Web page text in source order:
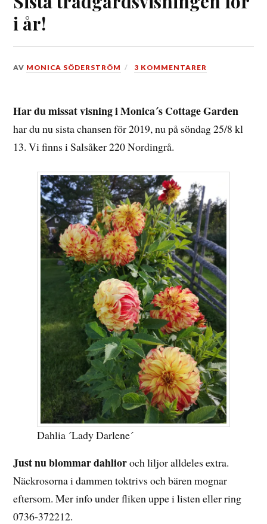
i år!
DEN
2019
AV MONICA SÖDERSTRÖM 3 KOMMENTARER
Har du missat visning i Monica´s Cottage Garden
har du nu sista chansen för 2019, nu på söndag 25/8 kl
13. Vi finns i Salsåker 220 Nordingrå.
Dahlia ´Lady Darlene´
Just nu blommar dahlioroch liljor alldeles extra.
Näckrosorna i dammen toktrivs och bären mognar
eftersom. Mer info under fliken uppe i listen eller ring
0736-372212.